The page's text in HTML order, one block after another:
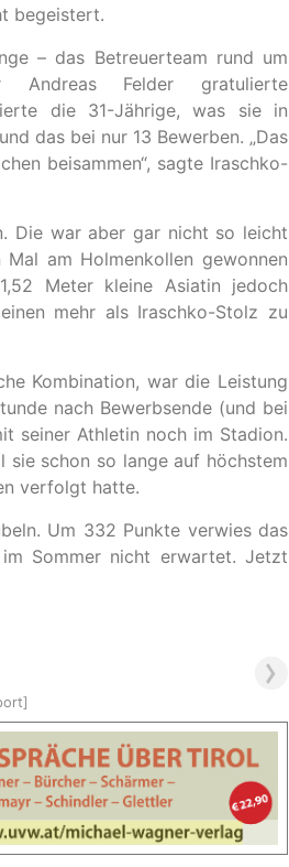
begeistert.
– das Betreuerteam rund um
Andreas Felder gratulierte
die 31-Jährige, was sie in
das bei nur 13 Bewerben. „Das
beisammen“, sagte Iraschko-
Die war aber gar nicht so leicht
am Holmenkollen gewonnen
Meter kleine Asiatin jedoch
mehr als Iraschko-Stolz zu
Kombination, war die Leistung
nach Bewerbsende (und bei
seiner Athletin noch im Stadion.
sie schon so lange auf höchstem
verfolgt hatte.
Um 332 Punkte verwies das
Sommer nicht erwartet. Jetzt